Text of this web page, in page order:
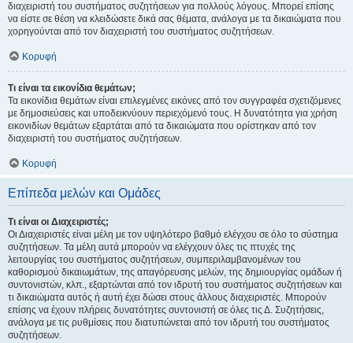
διαχειριστή του συστήματος συζητήσεων για πολλούς λόγους. Μπορεί επίσης
να είστε σε θέση να κλειδώσετε δικά σας θέματα, ανάλογα με τα δικαιώματα που
χορηγούνται από τον διαχειριστή του συστήματος συζητήσεων.
Κορυφή
Τι είναι τα εικονίδια θεμάτων;
Τα εικονίδια θεμάτων είναι επιλεγμένες εικόνες από τον συγγραφέα σχετιζόμενες
με δημοσιεύσεις και υποδεικνύουν περιεχόμενό τους. Η δυνατότητα για χρήση
εικονιδίων θεμάτων εξαρτάται από τα δικαιώματα που ορίστηκαν από τον
διαχειριστή του συστήματος συζητήσεων.
Κορυφή
Επίπεδα μελών και Ομάδες
Τι είναι οι Διαχειριστές;
Οι Διαχειριστές είναι μέλη με τον υψηλότερο βαθμό ελέγχου σε όλο το σύστημα
συζητήσεων. Τα μέλη αυτά μπορούν να ελέγχουν όλες τις πτυχές της
λειτουργίας του συστήματος συζητήσεων, συμπεριλαμβανομένων του
καθορισμού δικαιωμάτων, της απαγόρευσης μελών, της δημιουργίας ομάδων ή
συντονιστών, κλπ., εξαρτώνται από τον ιδρυτή του συστήματος συζητήσεων και
τι δικαιώματα αυτός ή αυτή έχει δώσει στους άλλους διαχειριστές. Μπορούν
επίσης να έχουν πλήρεις δυνατότητες συντονιστή σε όλες τις Δ. Συζητήσεις,
ανάλογα με τις ρυθμίσεις που διατυπώνεται από τον ιδρυτή του συστήματος
συζητήσεων.